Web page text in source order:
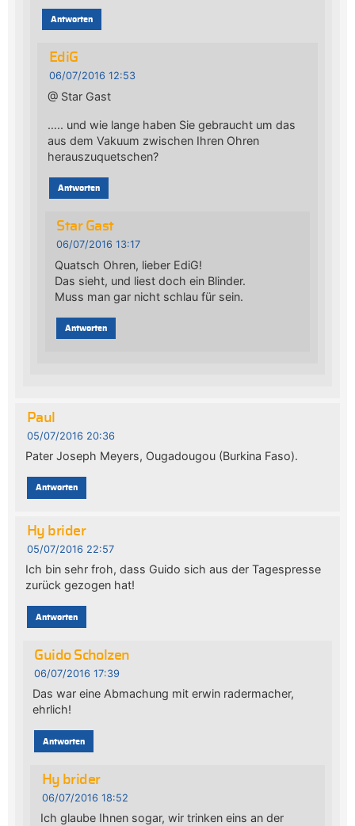
Antworten
EdiG
06/07/2016 12:53
@ Star Gast
….. und wie lange haben Sie gebraucht um das
aus dem Vakuum zwischen Ihren Ohren
herauszuquetschen?
Antworten
Star Gast
06/07/2016 13:17
Quatsch Ohren, lieber EdiG!
Das sieht, und liest doch ein Blinder.
Muss man gar nicht schlau für sein.
Antworten
Paul
05/07/2016 20:36
Pater Joseph Meyers, Ougadougou (Burkina Faso).
Antworten
Hy brider
05/07/2016 22:57
Ich bin sehr froh, dass Guido sich aus der Tagespresse
zurück gezogen hat!
Antworten
Guido Scholzen
06/07/2016 17:39
Das war eine Abmachung mit erwin radermacher,
ehrlich!
Antworten
Hy brider
06/07/2016 18:52
Ich glaube Ihnen sogar, wir trinken eins an der